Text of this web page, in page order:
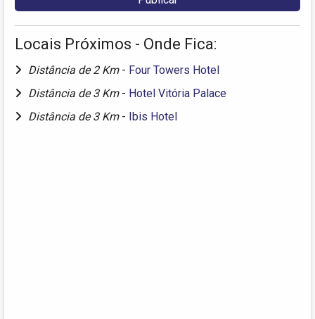
Locais Próximos - Onde Fica:
Distância de 2 Km - Four Towers Hotel
Distância de 3 Km - Hotel Vitória Palace
Distância de 3 Km - Ibis Hotel